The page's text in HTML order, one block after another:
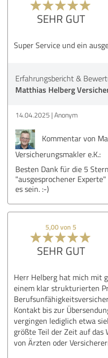
SEHR GUT
Super Service und ein
Erfahrungsbericht &
Matthias Helberg
14.04.2025 Anonym
Kommentar von
Versicherungsmakler e.K.:
Besten Dank für die 5
"ausgesprochener
es sein. :-)
5,00 von 5
SEHR GUT
Herr Helberg hat mich mit
einem klar strukturierten
Kontakt bis zur
vergingen lediglich etwa
größte Teil der Zeit auf das
von Ärzten oder